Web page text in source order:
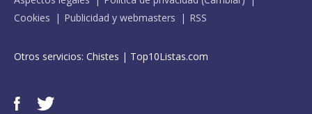
Cookies
Publicidad y webmasters RSS
Otros servicios: Chistes | Top10Listas.com